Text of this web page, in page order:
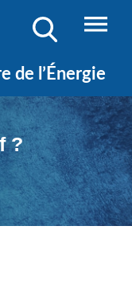
de l’Énergie
?